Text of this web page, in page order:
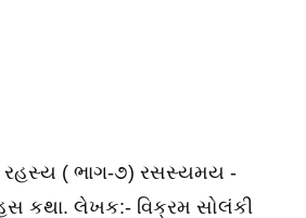
રહસ્ય ( ભાગ-૭) રસસ્યમય -
કથા. લેખક:- વિક્રમ સોલંકી